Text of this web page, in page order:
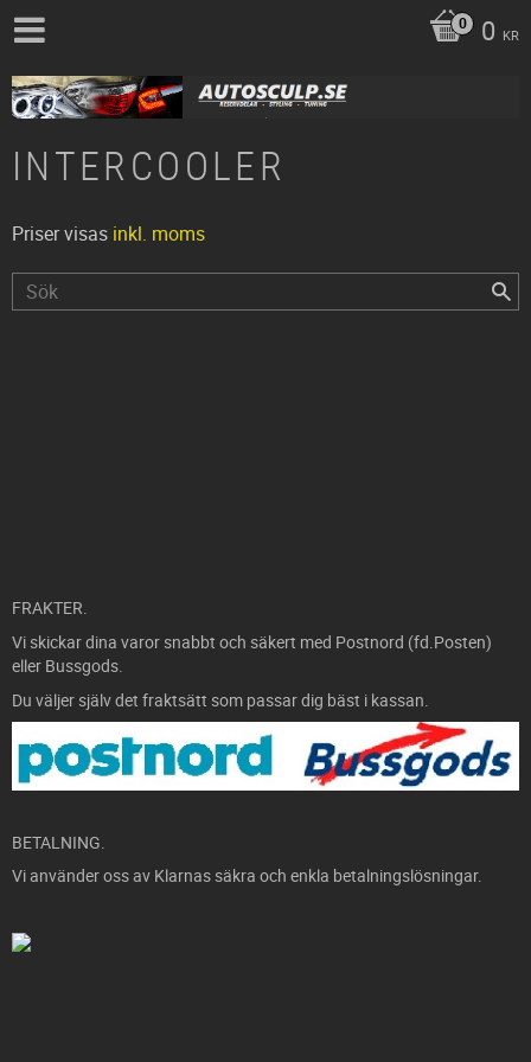
0 KR
INTERCOOLER
Priser visas inkl. moms
FRAKTER.
Vi skickar dina varor snabbt och säkert med Postnord (fd.Posten)
eller Bussgods.
Du väljer själv det fraktsätt som passar dig bäst i kassan.
BETALNING.
Vi använder oss av Klarnas säkra och enkla betalningslösningar.